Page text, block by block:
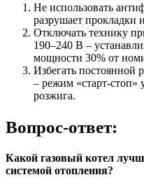
Не использовать
разрушает прокладки
Отключать технику
190–240 В –
мощности 30% от
Избегать
– режим «старт-стоп»
розжига.
Вопрос-ответ:
Какой газовый котел
системой отопления?